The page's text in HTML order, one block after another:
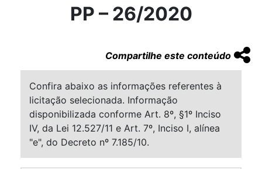
PP – 26/2020
Compartilhe este conteúdo
Confira abaixo as informações referentes à
licitação selecionada. Informação
disponibilizada conforme Art. 8º, §1º Inciso
IV, da Lei 12.527/11 e Art. 7º, Inciso I, alínea
"e", do Decreto nº 7.185/10.